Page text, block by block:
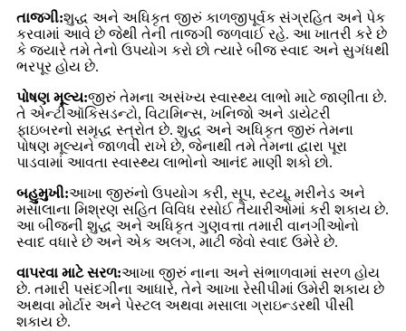
તાજગી:શુદ્ધ અને અધિકૃત જીરું કાળજીપૂર્વક સંગ્રહિત અને પેક
કરવામાં આવે છે જેથી તેની તાજગી જળવાઈ રહે. આ ખાતરી કરે છે
કે જ્યારે તમે તેનો ઉપયોગ કરો છો ત્યારે બીજ સ્વાદ અને સુગંધથી
ભરપૂર હોય છે.
પોષણ મૂલ્ય:જીરું તેમના અસંખ્ય સ્વાસ્થ્ય લાભો માટે જાણીતા છે.
તે એન્ટીઑકિસડન્ટો, વિટામિન્સ, ખનિજો અને ડાયેટરી
ફાઇબરનો સમૃદ્ધ સ્ત્રોત છે. શુદ્ધ અને અધિકૃત જીરું તેમના
પોષણ મૂલ્યને જાળવી રાખે છે, જેનાથી તમે તેમના દ્વારા પૂરા
પાડવામાં આવતા સ્વાસ્થ્ય લાભોનો આનંદ માણી શકો છો.
બહુમુખી:આખા જીરુંનો ઉપયોગ કરી, સૂપ, સ્ટયૂ, મરીનેડ અને
મસાલાના મિશ્રણ સહિત વિવિધ રસોઈ તૈયારીઓમાં કરી શકાય છે.
આ બીજની શુદ્ધ અને અધિકૃત ગુણવત્તા તમારી વાનગીઓનો
સ્વાદ વધારે છે અને એક અલગ, માટી જેવો સ્વાદ ઉમેરે છે.
વાપરવા માટે સરળ:આખા જીરું નાના અને સંભાળવામાં સરળ હોય
છે. તમારી પસંદગીના આધારે, તેને આખા રેસીપીમાં ઉમેરી શકાય છે
અથવા મોર્ટાર અને પેસ્ટલ અથવા મસાલા ગ્રાઇન્ડરથી પીસી
શકાય છે.